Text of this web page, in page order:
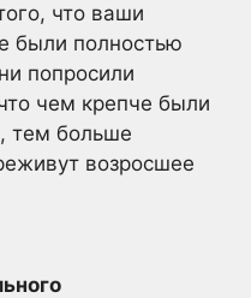
что ваши
были полностью
попросили
чем крепче были
тем больше
возросшее